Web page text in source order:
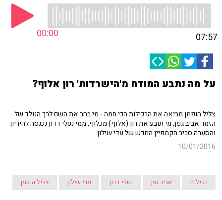
00:00 07:57
על מה נתבע המודח מ'הישרדות' רון אלוף?
צליל הופמן מביאה את הרכילות הכי חמה - מי בחר את השם לרך הנולד של
הזמר אביב גפן, מי תובע את רון (אלוף) מכלוף, ממי נטלי דדון נכנסה להיריון
והסערה סביב הקמפיין החדש של עדי שילון
10/01/2016
רכילות אביב גפן נטלי דדון עדי שילון צליל הופמן